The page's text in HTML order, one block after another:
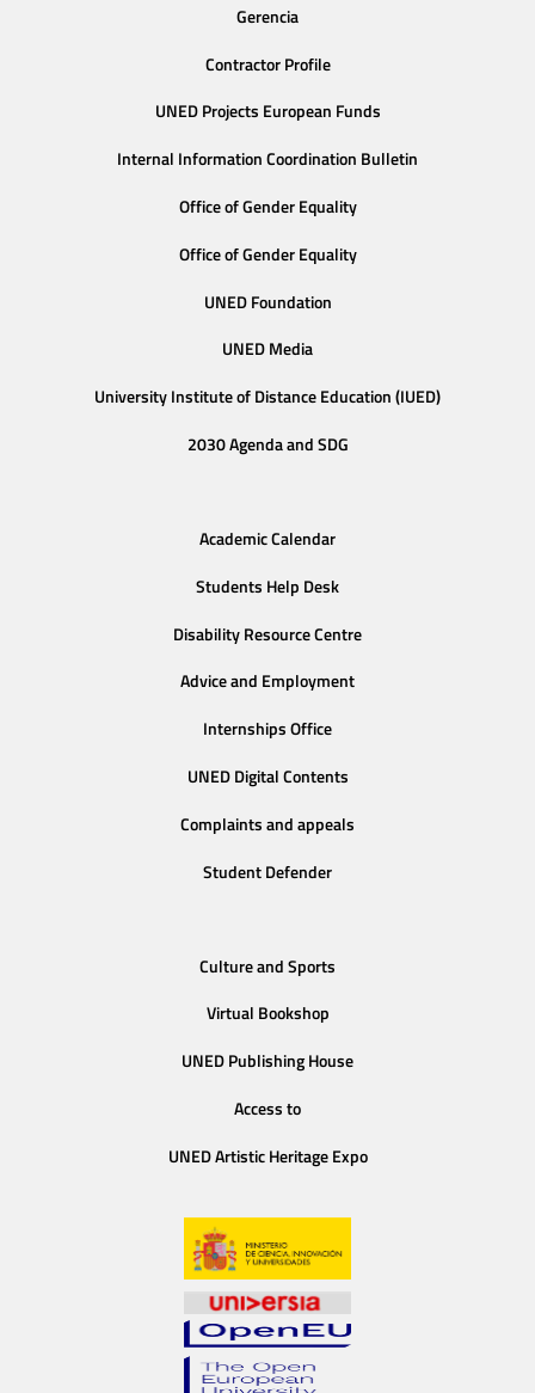
Gerencia
Contractor Profile
UNED Projects European Funds
Internal Information Coordination Bulletin
Office of Gender Equality
Office of Gender Equality
UNED Foundation
UNED Media
University Institute of Distance Education (IUED)
2030 Agenda and SDG
Academic Calendar
Students Help Desk
Disability Resource Centre
Advice and Employment
Internships Office
UNED Digital Contents
Complaints and appeals
Student Defender
Culture and Sports
Virtual Bookshop
UNED Publishing House
Access to
UNED Artistic Heritage Expo